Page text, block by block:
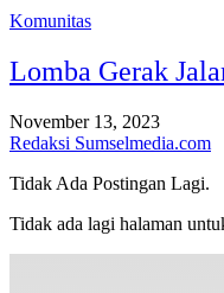
Komunitas
Lomba Gerak
November 13, 2023
Redaksi Sumselmedia.com
Tidak Ada Postingan Lagi.
Tidak ada lagi halaman